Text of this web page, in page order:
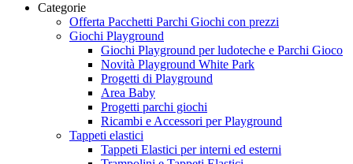
Categorie
Offerta Pacchetti Parchi Giochi con prezzi
Giochi Playground
Giochi Playground per ludoteche e Parchi Gioco
Novità Playground White Park
Progetti di Playground
Area Baby
Progetti parchi giochi
Ricambi e Accessori per Playground
Tappeti elastici
Tappeti Elastici per interni ed esterni